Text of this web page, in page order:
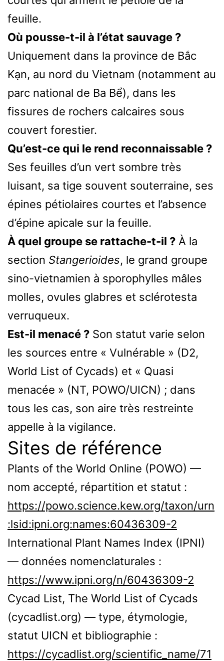
feuille.
Où pousse-t-il à l’état sauvage ?
Uniquement dans la province de Bắc
Kạn, au nord du Vietnam (notamment au
parc national de Ba Bể), dans les
fissures de rochers calcaires sous
couvert forestier.
Qu’est-ce qui le rend reconnaissable ?
Ses feuilles d’un vert sombre très
luisant, sa tige souvent souterraine, ses
épines pétiolaires courtes et l’absence
d’épine apicale sur la feuille.
À quel groupe se rattache-t-il ? À la
section Stangerioides, le grand groupe
sino-vietnamien à sporophylles mâles
molles, ovules glabres et sclérotesta
verruqueux.
Est-il menacé ? Son statut varie selon
les sources entre « Vulnérable » (D2,
World List of Cycads) et « Quasi
menacée » (NT, POWO/UICN) ; dans
tous les cas, son aire très restreinte
appelle à la vigilance.
Sites de référence
Plants of the World Online (POWO) —
nom accepté, répartition et statut :
https://powo.science.kew.org/taxon/urn
:lsid:ipni.org:names:60436309-2
International Plant Names Index (IPNI)
— données nomenclaturales :
https://www.ipni.org/n/60436309-2
Cycad List, The World List of Cycads
(cycadlist.org) — type, étymologie,
statut UICN et bibliographie :
https://cycadlist.org/scientific_name/71